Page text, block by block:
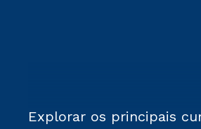
Explorar os principais